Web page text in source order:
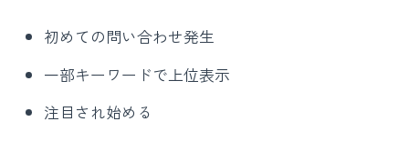
初めての問い合わせ発生
一部キーワードで上位表示
注目され始める